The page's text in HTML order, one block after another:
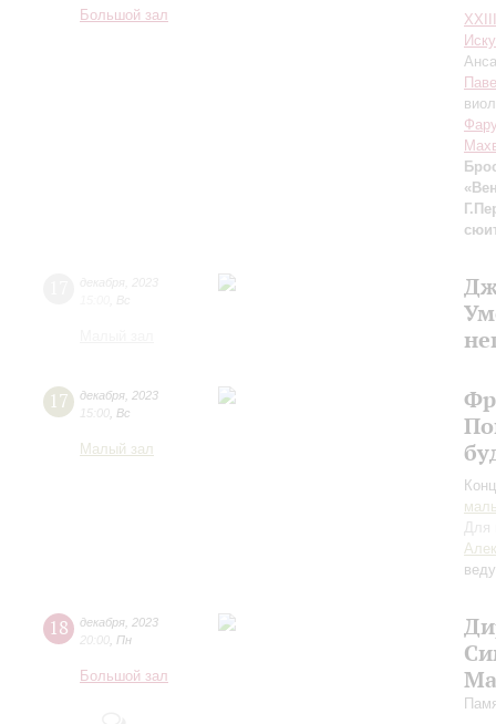
Большой зал
17 декабря 2023
15:00 Вс
Малый зал
Для
18 декабря 2023
20:00 Пн
Большой зал